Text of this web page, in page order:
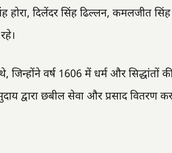
होरा, दिलेंदर सिंह ढिल्लन, कमलजीत
वर्ष 1606 में धर्म और सिद्धांतों
द्वारा छबील सेवा और प्रसाद वितरण